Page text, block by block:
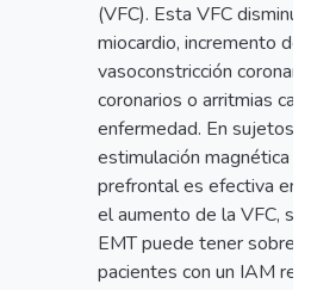
(VFC). Esta VFC
miocardio, incremento
vasoconstricción
coronarios o arritmias
enfermedad. En sujetos
estimulación magnética
prefrontal es efectiva en
el aumento de la VFC,
EMT puede tener sobre
pacientes con un IAM